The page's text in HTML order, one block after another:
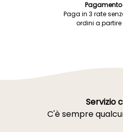
Paga in 3 rate
ordini a partire
Servizio
C'è sempre